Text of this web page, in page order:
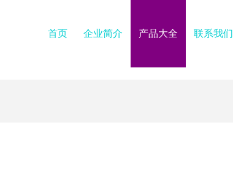
首页 企业简介 产品大全 联系我们